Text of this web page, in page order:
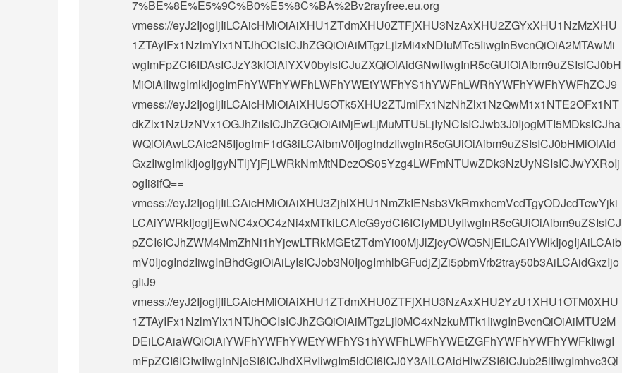
7%BE%8E%E5%9C%B0%E5%8C%BA%2Bv2rayfree.eu.org
vmess://eyJ2IjogIjIiLCAicHMiOiAiXHU1ZTdmXHU0ZTFjXHU3NzAxXHU2ZGYxXHU1NzMzXHU
1ZTAyIFx1NzlmYlx1NTJhOCIsICJhZGQiOiAiMTgzLjIzMi4xNDIuMTc5IiwgInBvcnQiOiA2MTAwMi
wgImFpZCI6IDAsICJzY3kiOiAiYXV0byIsICJuZXQiOiAidGNwIiwgInR5cGUiOiAibm9uZSIsICJ0bH
MiOiAiIiwgImlkIjogImFhYWFhYWFhLWFhYWEtYWFhYS1hYWFhLWRhYWFhYWFhYWFhZCJ9
vmess://eyJ2IjogIjIiLCAicHMiOiAiXHU5OTk5XHU2ZTJmIFx1NzNhZlx1NzQwM1x1NTE2OFx1NT
dkZlx1NzUzNVx1OGJhZiIsICJhZGQiOiAiMjEwLjMuMTU5LjIyNCIsICJwb3J0IjogMTI5MDksICJha
WQiOiAwLCAic2N5IjogImF1dG8iLCAibmV0IjogIndzIiwgInR5cGUiOiAibm9uZSIsICJ0bHMiOiAid
GxzIiwgImlkIjogIjgyNTljYjFjLWRkNmMtNDczOS05Yzg4LWFmNTUwZDk3NzUyNSIsICJwYXRoIj
ogIi8ifQ==
vmess://eyJ2IjogIjIiLCAicHMiOiAiXHU3ZjhlXHU1NmZkIENsb3VkRmxhcmVcdTgyODJcdTcwYjki
LCAiYWRkIjogIjEwNC4xOC4zNi4xMTkiLCAicG9ydCI6ICIyMDUyIiwgInR5cGUiOiAibm9uZSIsICJ
pZCI6ICJhZWM4MmZhNi1hYjcwLTRkMGEtZTdmYi00MjJlZjcyOWQ5NjEiLCAiYWlkIjogIjAiLCAib
mV0IjogIndzIiwgInBhdGgiOiAiLyIsICJob3N0IjogImhlbGFudjZjZi5pbmVrb2tray50b3AiLCAidGxzIjo
gIiJ9
vmess://eyJ2IjogIjIiLCAicHMiOiAiXHU1ZTdmXHU0ZTFjXHU3NzAxXHU2YzU1XHU1OTM0XHU
1ZTAyIFx1NzlmYlx1NTJhOCIsICJhZGQiOiAiMTgzLjI0MC4xNzkuMTk1IiwgInBvcnQiOiAiMTU2M
DEiLCAiaWQiOiAiYWFhYWFhYWEtYWFhYS1hYWFhLWFhYWEtZGFhYWFhYWFhYWFkIiwgI
mFpZCI6ICIwIiwgInNjeSI6ICJhdXRvIiwgIm5ldCI6ICJ0Y3AiLCAidHlwZSI6ICJub25lIiwgImhvc3Qi